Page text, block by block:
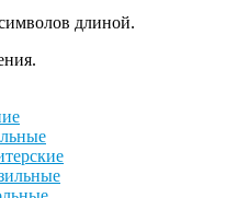
длиной.